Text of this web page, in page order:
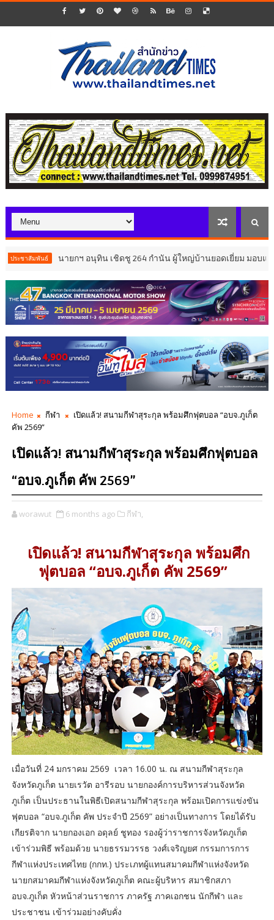
นธ์ นายกฯ อนุทิน เชิดชู 264 กำนัน ผู้ใหญ่บ้านยอดเยี่ยม มอบแหนบทองคำ
Home กีฬา
เปิดแล้ว! สนามกีฬาสุระกุล พร้อมศึกฟุตบอล “อบจ.ภูเก็ต
คัพ 2569”
เปิดแล้ว! สนามกีฬาสุระกุล พร้อมศึกฟุตบอล
“อบจ.ภูเก็ต คัพ 2569”
worawut 6 months ago กีฬา,
เปิดแล้ว! สนามกีฬาสุระกุล พร้อมศึก
ฟุตบอล “อบจ.ภูเก็ต คัพ 2569”
เมื่อวันที่ 24 มกราคม 2569 เวลา 16.00 น. ณ สนามกีฬาสุระกุล
จังหวัดภูเก็ต นายเรวัต อารีรอบ นายกองค์การบริหารส่วนจังหวัด
ภูเก็ต เป็นประธานในพิธีเปิดสนามกีฬาสุระกุล พร้อมเปิดการแข่งขัน
ฟุตบอล “อบจ.ภูเก็ต คัพ ประจำปี 2569” อย่างเป็นทางการ โดยได้รับ
เกียรติจาก นายกองเอก อดุลย์ ชูทอง รองผู้ว่าราชการจังหวัดภูเก็ต
เข้าร่วมพิธี พร้อมด้วย นายธรรมวรรธ วงศ์เจริญยศ กรรมการการ
กีฬาแห่งประเทศไทย (กกท.) ประเภทผู้แทนสมาคมกีฬาแห่งจังหวัด
นายกสมาคมกีฬาแห่งจังหวัดภูเก็ต คณะผู้บริหาร สมาชิกสภา
อบจ.ภูเก็ต หัวหน้าส่วนราชการ ภาครัฐ ภาคเอกชน นักกีฬา และ
ประชาชน เข้าร่วมอย่างคับคั่ง